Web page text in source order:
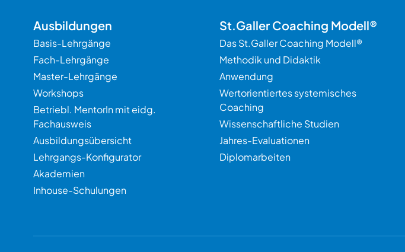
Ausbildungen
Basis-Lehrgänge
Fach-Lehrgänge
Master-Lehrgänge
Workshops
Betriebl. MentorIn mit eidg.
Fachausweis
Ausbildungsübersicht
Lehrgangs-Konfigurator
Akademien
Inhouse-Schulungen
St.Galler Coaching Modell®
Das St.Galler Coaching Modell®
Methodik und Didaktik
Anwendung
Wertorientiertes systemisches
Coaching
Wissenschaftliche Studien
Jahres-Evaluationen
Diplomarbeiten